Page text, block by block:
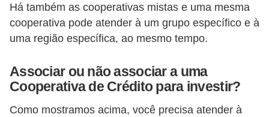
Há também as cooperativas mistas e uma mesma
cooperativa pode atender à um grupo específico e à
uma região específica, ao mesmo tempo.
Associar ou não associar a uma
Cooperativa de Crédito para investir?
Como mostramos acima, você precisa atender à
a
ç
o
P
o